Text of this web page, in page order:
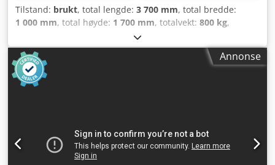
Tilstand: brukt, total lengde: 3 700 mm, total bredde:
1 000 mm, total høyde: 1 700 mm, totalvekt: 800 kg,
, slipbåndlengde:
slipebåndbredde:150 mm, effekt:6,5 kW (8,84 hk),
omdreiningstall (min.):
, rotasjonshastighet
(maks.):
Edge processing unit Rehnen KBA Used Profile sanding
unit. Suitable for processing solid wood, chipboard, and
MDF materials. Material thickness: 10 - 65 mm Material
Annonse